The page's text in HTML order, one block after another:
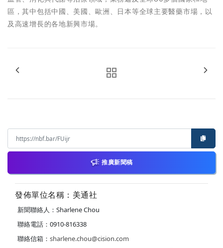
區，其中包括中國、美國、歐洲、日本等全球主要醫藥市場，以
及高速增長的各地新興市場。
推廣新聞稿
發佈單位名稱：美通社
新聞聯絡人：Sharlene Chou
聯絡電話：0910-816338
聯絡信箱： sharlene.chou@cision.com